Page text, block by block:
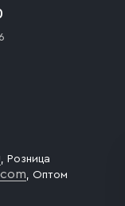
, Розница
, Оптом